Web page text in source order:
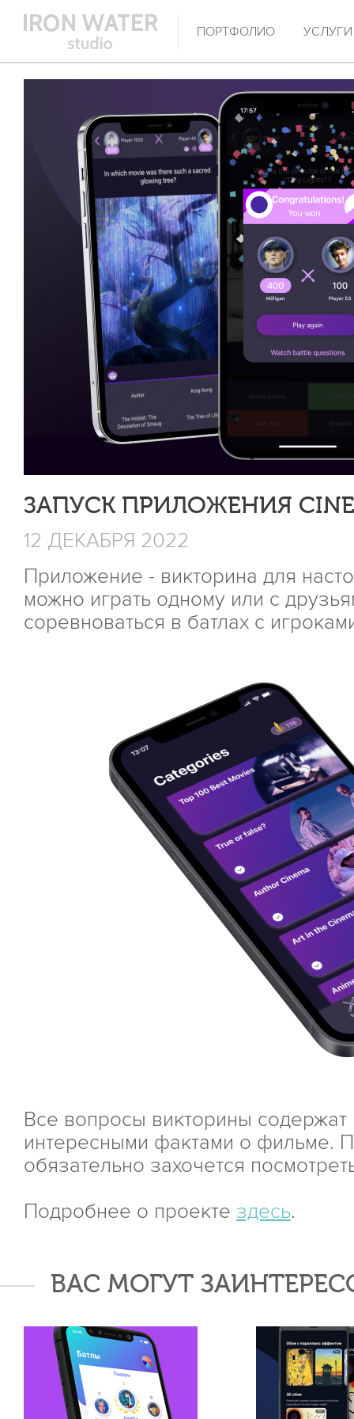
ПОРТФОЛИО УСЛУГИ
ЗАПУСК ПРИЛОЖЕНИЯ
12 ДЕКАБРЯ 2022
Приложение - викторина для
можно играть одному или с
соревноваться в батлах с
Все вопросы викторины содержат
интересными фактами о фильме.
обязательно захочется
Подробнее о проекте здесь.
ВАС МОГУТ